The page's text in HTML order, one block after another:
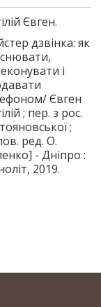
Євген.
дзвінка: як
і
Євген
; пер. з рос.
;
ред. О.
- Дніпро :
2019.